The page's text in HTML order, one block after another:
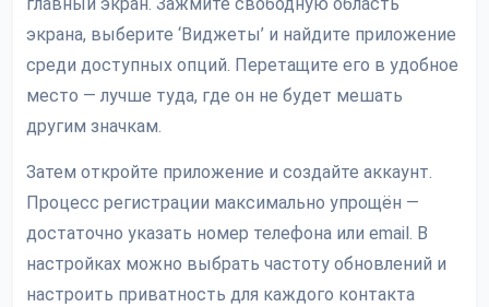
главный экран. Зажмите свободную область
экрана, выберите ‘Виджеты’ и найдите приложение
среди доступных опций. Перетащите его в удобное
место — лучше туда, где он не будет мешать
другим значкам.
Затем откройте приложение и создайте аккаунт.
Процесс регистрации максимально упрощён —
достаточно указать номер телефона или email. В
настройках можно выбрать частоту обновлений и
настроить приватность для каждого контакта